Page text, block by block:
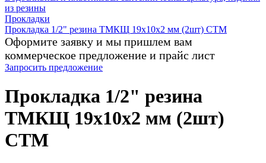
из резины
Прокладки
Прокладка 1/2" резина ТМКЩ 19х10х2 мм (2шт) СТМ
Оформите заявку и мы пришлем вам
коммерческое предложение и прайс лист
Запросить предложение
Прокладка 1/2" резина
ТМКЩ 19х10х2 мм (2шт)
СТМ